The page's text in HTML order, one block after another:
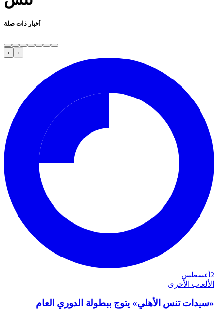
أخبار ذات صلة
› ‹
2 أغسطس
الألعاب الأخرى
«سيدات تنس الأهلي» يتوج ببطولة الدوري العام